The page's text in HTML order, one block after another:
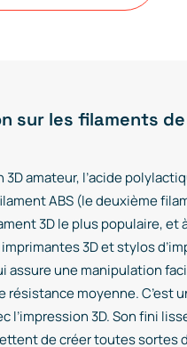
sur les filaments
amateur, l’acide
ABS (le deuxième
3D le plus populaire, et
3D et stylos
assure une manipulation
résistance moyenne. C’est
l’impression 3D. Son fini
de créer toutes sortes